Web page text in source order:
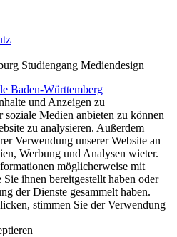
Studiengang Mediendesign
und Anzeigen zu
Medien anbieten zu können
zu analysieren. Außerdem
Verwendung unserer Website an
Werbung und Analysen wieter.
möglicherweise mit
ihnen bereitgestellt haben oder
der Dienste gesammelt haben.
stimmen Sie der Verwendung